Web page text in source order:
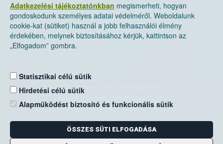
Adatkezelési tájékoztatónkban megismerheti, hogyan
gondoskodunk személyes adatai védelméről. Weboldalunk
cookie-kat (sütiket) használ a jobb felhasználói élmény
érdekében, melynek biztosításához kérjük, kattintson az
„Elfogadom” gombra.
Statisztikai célú sütik
Hirdetési célú sütik
Alapműködést biztosító és funkcionális sütik
ÖSSZES SÜTI ELFOGADÁSA
Nemzeti Élelmiszerlánc-biztonsági Hivatal
Levelezési cím: 1525 Budapest. Pf. 30.
E-mail:ugyfelszolgalat@nebih.gov.hu